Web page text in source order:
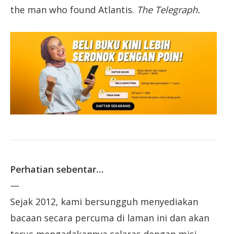
the man who found Atlantis. The Telegraph.
Perhatian sebentar…
—
Sejak 2012, kami bersungguh menyediakan
bacaan secara percuma di laman ini dan akan